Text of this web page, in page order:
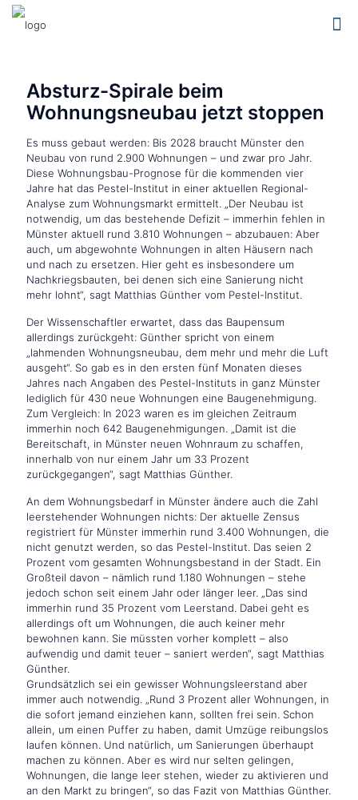
Absturz-Spirale beim
Wohnungsneubau jetzt stoppen
Es muss gebaut werden: Bis 2028 braucht Münster den
Neubau von rund 2.900 Wohnungen – und zwar pro Jahr.
Diese Wohnungsbau-Prognose für die kommenden vier
Jahre hat das Pestel-Institut in einer aktuellen Regional-
Analyse zum Wohnungsmarkt ermittelt. „Der Neubau ist
notwendig, um das bestehende Defizit – immerhin fehlen in
Münster aktuell rund 3.810 Wohnungen – abzubauen: Aber
auch, um abgewohnte Wohnungen in alten Häusern nach
und nach zu ersetzen. Hier geht es insbesondere um
Nachkriegsbauten, bei denen sich eine Sanierung nicht
mehr lohnt“, sagt Matthias Günther vom Pestel-Institut.
Der Wissenschaftler erwartet, dass das Baupensum
allerdings zurückgeht: Günther spricht von einem
„lahmenden Wohnungsneubau, dem mehr und mehr die Luft
ausgeht“. So gab es in den ersten fünf Monaten dieses
Jahres nach Angaben des Pestel-Instituts in ganz Münster
lediglich für 430 neue Wohnungen eine Baugenehmigung.
Zum Vergleich: In 2023 waren es im gleichen Zeitraum
immerhin noch 642 Baugenehmigungen. „Damit ist die
Bereitschaft, in Münster neuen Wohnraum zu schaffen,
innerhalb von nur einem Jahr um 33 Prozent
zurückgegangen“, sagt Matthias Günther.
An dem Wohnungsbedarf in Münster ändere auch die Zahl
leerstehender Wohnungen nichts: Der aktuelle Zensus
registriert für Münster immerhin rund 3.400 Wohnungen, die
nicht genutzt werden, so das Pestel-Institut. Das seien 2
Prozent vom gesamten Wohnungsbestand in der Stadt. Ein
Großteil davon – nämlich rund 1.180 Wohnungen – stehe
jedoch schon seit einem Jahr oder länger leer. „Das sind
immerhin rund 35 Prozent vom Leerstand. Dabei geht es
allerdings oft um Wohnungen, die auch keiner mehr
bewohnen kann. Sie müssten vorher komplett – also
aufwendig und damit teuer – saniert werden“, sagt Matthias
Günther.
Grundsätzlich sei ein gewisser Wohnungsleerstand aber
immer auch notwendig. „Rund 3 Prozent aller Wohnungen, in
die sofort jemand einziehen kann, sollten frei sein. Schon
allein, um einen Puffer zu haben, damit Umzüge reibungslos
laufen können. Und natürlich, um Sanierungen überhaupt
machen zu können. Aber es wird nur selten gelingen,
Wohnungen, die lange leer stehen, wieder zu aktivieren und
an den Markt zu bringen“, so das Fazit von Matthias Günther.